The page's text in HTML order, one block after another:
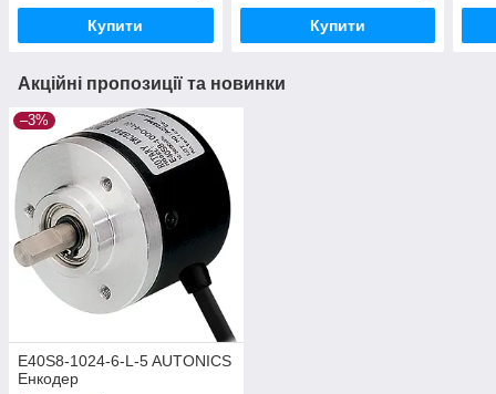
Купити Купити
Акційні пропозиції та новинки
–3%
E40S8-1024-6-L-5 AUTONICS
Енкодер